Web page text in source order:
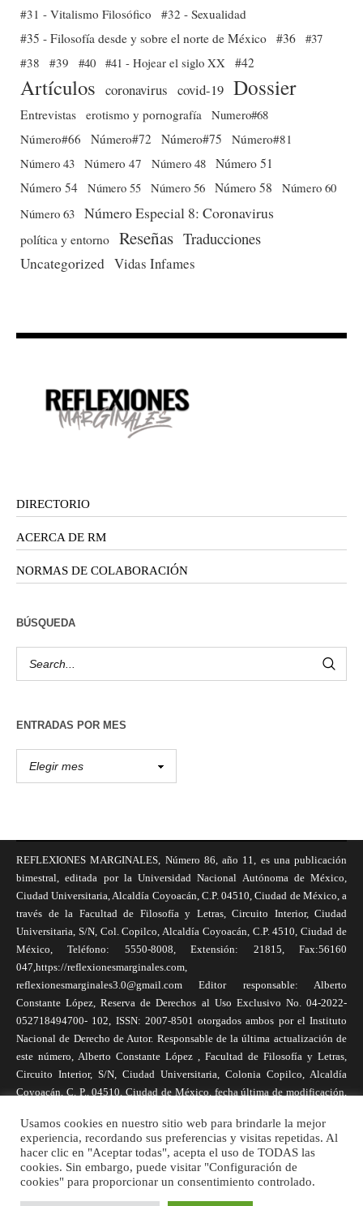
#31 - Vitalismo Filosófico
#32 - Sexualidad
#35 - Filosofía desde y sobre el norte de México #36 #37
#38
#39 #40 #41 - Hojear el siglo XX #42
Artículos coronavirus covid-19 Dossier
Entrevistas erotismo y pornografía
Numero#68
Número#66
Número#72 Número#75
Número#81
Número 43 Número 47 Número 48 Número 51
Número 54 Número 55 Número 56 Número 58
Número 60
Número 63 Número Especial 8: Coronavirus
política y entorno Reseñas Traducciones
Uncategorized Vidas Infames
DIRECTORIO
ACERCA DE RM
NORMAS DE COLABORACIÓN
BÚSQUEDA
ENTRADAS POR MES
REFLEXIONES MARGINALES, Número 86, año 11, es una publicación
bimestral, editada por la Universidad Nacional Autónoma de México,
Ciudad Universitaria, Alcaldía Coyoacán, C.P. 04510, Ciudad de México, a
través de la Facultad de Filosofía y Letras, Circuito Interior, Ciudad
Universitaria, S/N, Col. Copilco, Alcaldía Coyoacán, C.P. 4510, Ciudad de
México, Teléfono: 5550-8008, Extensión: 21815, Fax:56160
047,https://reflexionesmarginales.com,
reflexionesmarginales3.0@gmail.com Editor responsable: Alberto
Constante López, Reserva de Derechos al Uso Exclusivo No. 04-2022-
052718494700- 102, ISSN: 2007-8501 otorgados ambos por el Instituto
Nacional de Derecho de Autor. Responsable de la última actualización de
este número, Alberto Constante López , Facultad de Filosofía y Letras,
Circuito Interior, S/N, Ciudad Universitaria, Colonia Copilco, Alcaldía
Coyoacán, C. P., 04510, Ciudad de México, fecha última de modificación,
necesariamente reflejan la postura de la revista, ni de Universidad Nacional
Autónoma de México. Los autores son responsables de los contenidos de
sus artículos. Se autoriza la reproducción total o parcial de los textos aquí
publicados siempre y cuando se cite la fuente completa y la dirección
electrónica de la publicación.
Usamos cookies en nuestro sitio web para brindarle la mejor
experiencia, recordando sus preferencias y visitas repetidas. Al
hacer clic en "Aceptar todas", acepta el uso de TODAS las
cookies. Sin embargo, puede visitar "Configuración de
cookies" para proporcionar un consentimiento controlado.